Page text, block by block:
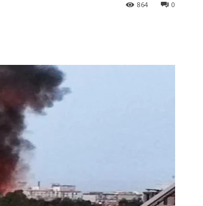
0
864